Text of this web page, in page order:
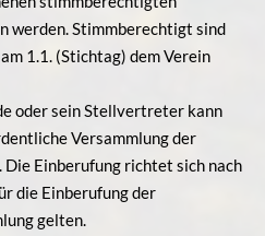
werden. Stimmberechtigt sind
1.1. (Stichtag) dem Verein
oder sein Stellvertreter kann
Versammlung der
Einberufung richtet sich nach
die Einberufung der
gelten.